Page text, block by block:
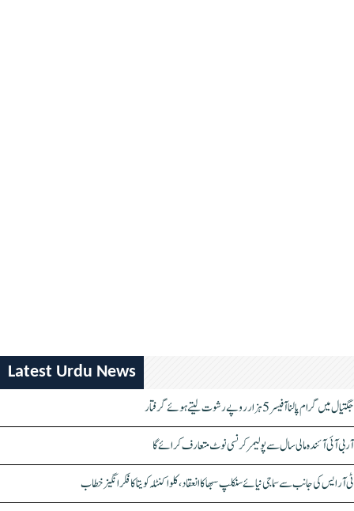
Latest Urdu News
جگتیال میں گرام پالنا آفیسر 5 ہزار روپے رشوت لیتے ہوئے گرفتار
آر بی آئی آئندہ مالی سال سے پولیمر کرنسی نوٹ متعارف کرائے گا
ٹی آر ایس کی جانب سے سماجی نیائے سنکلپ سبھا کا انعقاد، کلواکنٹلہ کویتا کا فکر انگیز خطاب